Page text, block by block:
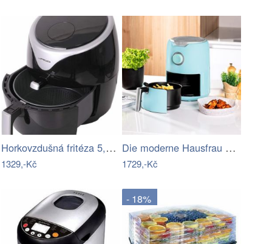
Horkovzdušná fritéza 5,5 l černá
1329,-Kč
Die moderne Hausfrau Horkovzdušná…
1729,-Kč
- 18%